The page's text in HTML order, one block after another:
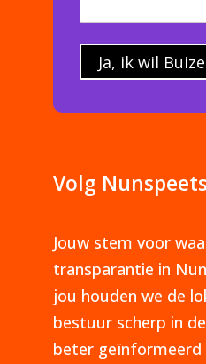
Ja, ik wil
Volg
Jouw stem voor
transparantie in
jou houden we de
bestuur scherp in
beter